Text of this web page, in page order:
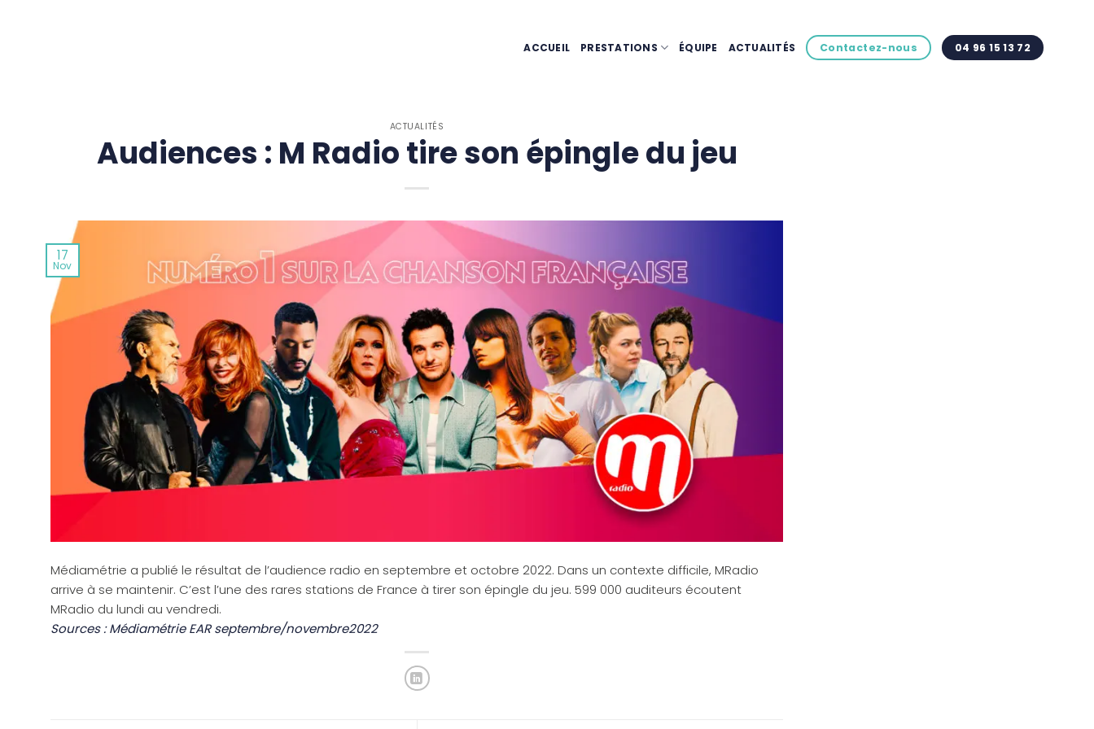
ACCUEIL PRESTATIONS ÉQUIPE ACTUALITÉS Contactez-nous 04 96 15 13 72
ACTUALITÉS
Audiences : M Radio tire son épingle du jeu
17
Nov
Médiamétrie a publié le résultat de l’audience radio en septembre et octobre 2022. Dans un contexte difficile, MRadio
arrive à se maintenir. C’est l’une des rares stations de France à tirer son épingle du jeu. 599 000 auditeurs écoutent
MRadio du lundi au vendredi.
Sources : Médiamétrie EAR septembre/novembre2022